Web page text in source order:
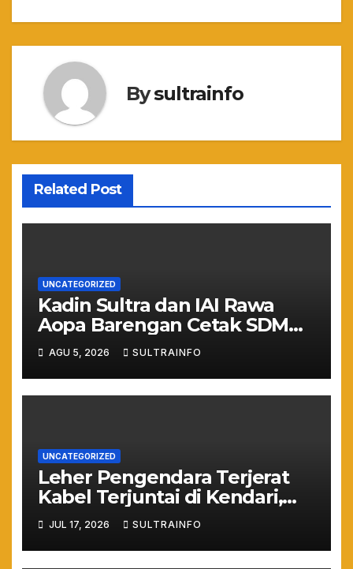
Bysultrainfo
Related Post
UNCATEGORIZED
Kadin Sultra dan IAI Rawa
Aopa Barengan Cetak SDM
Siap Kerja dan Wirausaha
Muda
AGU 5, 2026 SULTRAINFO
UNCATEGORIZED
Leher Pengendara Terjerat
Kabel Terjuntai di Kendari,
Nyawa Warga Nyaris
Melayang Akibat Kelalaian
Provider
JUL 17, 2026 SULTRAINFO